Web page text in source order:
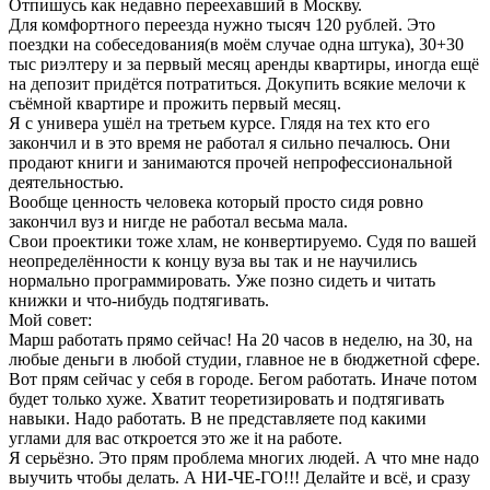
Отпишусь как недавно переехавший в Москву.
Для комфортного переезда нужно тысяч 120 рублей. Это
поездки на собеседования(в моём случае одна штука), 30+30
тыс риэлтеру и за первый месяц аренды квартиры, иногда ещё
на депозит придётся потратиться. Докупить всякие мелочи к
съёмной квартире и прожить первый месяц.
Я с универа ушёл на третьем курсе. Глядя на тех кто его
закончил и в это время не работал я сильно печалюсь. Они
продают книги и занимаются прочей непрофессиональной
деятельностью.
Вообще ценность человека который просто сидя ровно
закончил вуз и нигде не работал весьма мала.
Свои проектики тоже хлам, не конвертируемо. Судя по вашей
неопределённости к концу вуза вы так и не научились
нормально программировать. Уже позно сидеть и читать
книжки и что-нибудь подтягивать.
Мой совет:
Марш работать прямо сейчас! На 20 часов в неделю, на 30, на
любые деньги в любой студии, главное не в бюджетной сфере.
Вот прям сейчас у себя в городе. Бегом работать. Иначе потом
будет только хуже. Хватит теоретизировать и подтягивать
навыки. Надо работать. В не представляете под какими
углами для вас откроется это же it на работе.
Я серьёзно. Это прям проблема многих людей. А что мне надо
выучить чтобы делать. А НИ-ЧЕ-ГО!!! Делайте и всё, и сразу